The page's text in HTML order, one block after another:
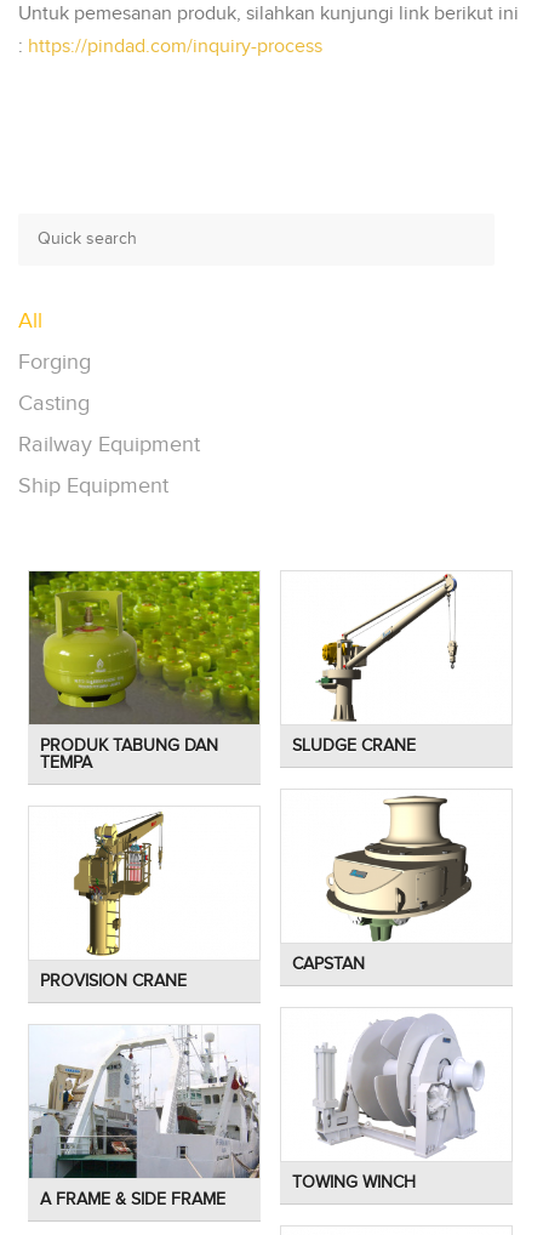
Untuk pemesanan produk, silahkan kunjungi link berikut ini
: https://pindad.com/inquiry-process
All
Forging
Casting
Railway Equipment
Ship Equipment
PRODUK TABUNG DAN
TEMPA
SLUDGE CRANE
CAPSTAN
PROVISION CRANE
TOWING WINCH
A FRAME & SIDE FRAME